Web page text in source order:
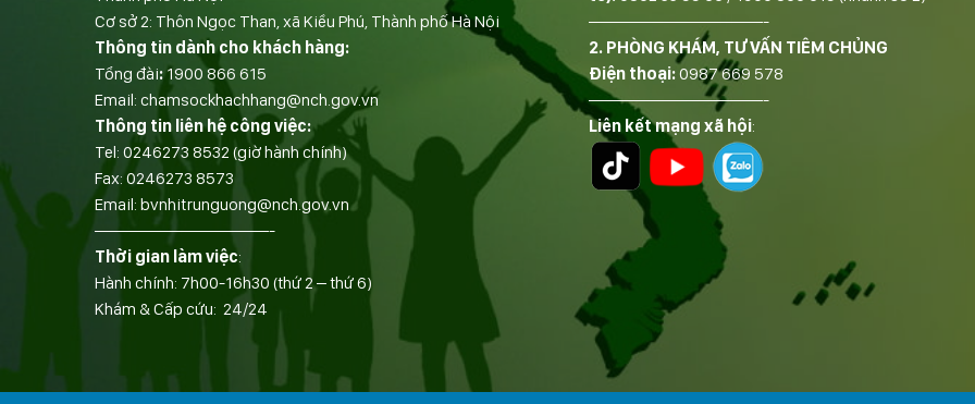
Cơ sở 2: Thôn Ngọc Than, xã Kiều Phú, Thành phố Hà Nội
Thông tin dành cho khách hàng:
Tổng đài:1900 866 615
Email: chamsockhachhang@nch.gov.vn
Thông tin liên hệ công việc:
Tel: 0246273 8532 (giờ hành chính)
Fax:0246273 8573
Email: bvnhitrunguong@nch.gov.vn
——————————-
Thời gian làm việc:
Hành chính: 7h00-16h30 (thứ 2 – thứ 6)
Khám & Cấp cứu: 24/24
——————————-
2. PHÒNG KHÁM, TƯ VẤN TIÊM CHỦNG
Điện thoại:0987 669 578
——————————-
Liên kết mạng xã hội: